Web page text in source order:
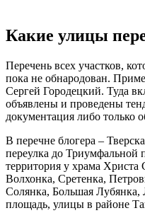
Какие улицы
Перечень всех участков,
пока не обнародован.
Сергей Городецкий. Туда
объявлены и проведены
документация либо только
В перечне блогера –
переулка до
территория у храма Христа
Волхонка, Сретенка,
Солянка, Большая Лубянка,
площадь, улицы в районе